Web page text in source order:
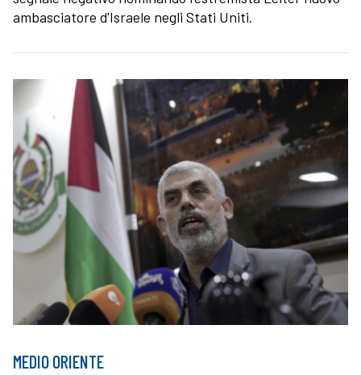
ambasciatore d'Israele negli Stati Uniti.
MEDIO ORIENTE